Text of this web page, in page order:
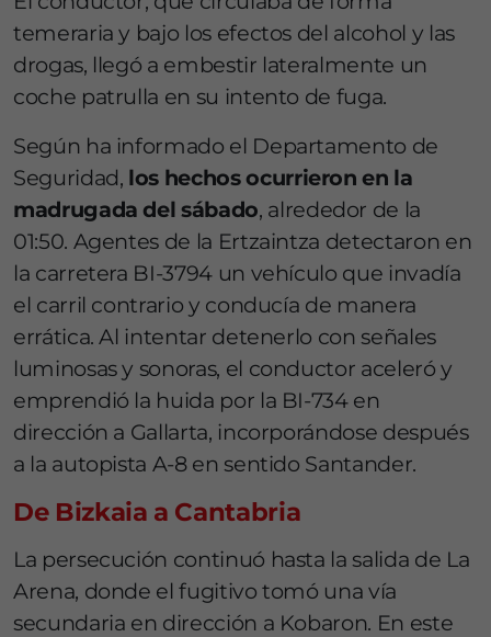
temeraria y bajo los efectos del alcohol y las
drogas, llegó a embestir lateralmente un
coche patrulla en su intento de fuga.
Según ha informado el Departamento de
Seguridad, los hechos ocurrieron en la
madrugada del sábado, alrededor de la
01:50. Agentes de la Ertzaintza detectaron en
la carretera BI-3794 un vehículo que invadía
el carril contrario y conducía de manera
errática. Al intentar detenerlo con señales
luminosas y sonoras, el conductor aceleró y
emprendió la huida por la BI-734 en
dirección a Gallarta, incorporándose después
a la autopista A-8 en sentido Santander.
De Bizkaia a Cantabria
La persecución continuó hasta la salida de La
Arena, donde el fugitivo tomó una vía
secundaria en dirección a Kobaron. En este